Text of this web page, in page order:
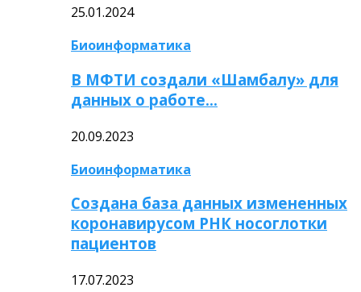
25.01.2024
Биоинформатика
В МФТИ создали «Шамбалу» для
данных о работе…
20.09.2023
Биоинформатика
Создана база данных измененных
коронавирусом РНК носоглотки
пациентов
17.07.2023